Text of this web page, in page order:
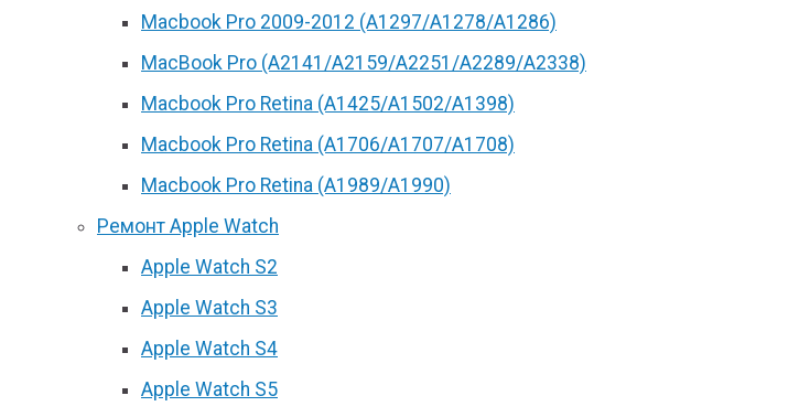
Macbook Pro 2009-2012 (A1297/A1278/A1286)
MacBook Pro (А2141/А2159/А2251/A2289/A2338)
Macbook Pro Retina (А1425/A1502/A1398)
Macbook Pro Retina (А1706/A1707/A1708)
Macbook Pro Retina (А1989/A1990)
Ремонт Apple Watch
Apple Watch S2
Apple Watch S3
Apple Watch S4
Apple Watch S5